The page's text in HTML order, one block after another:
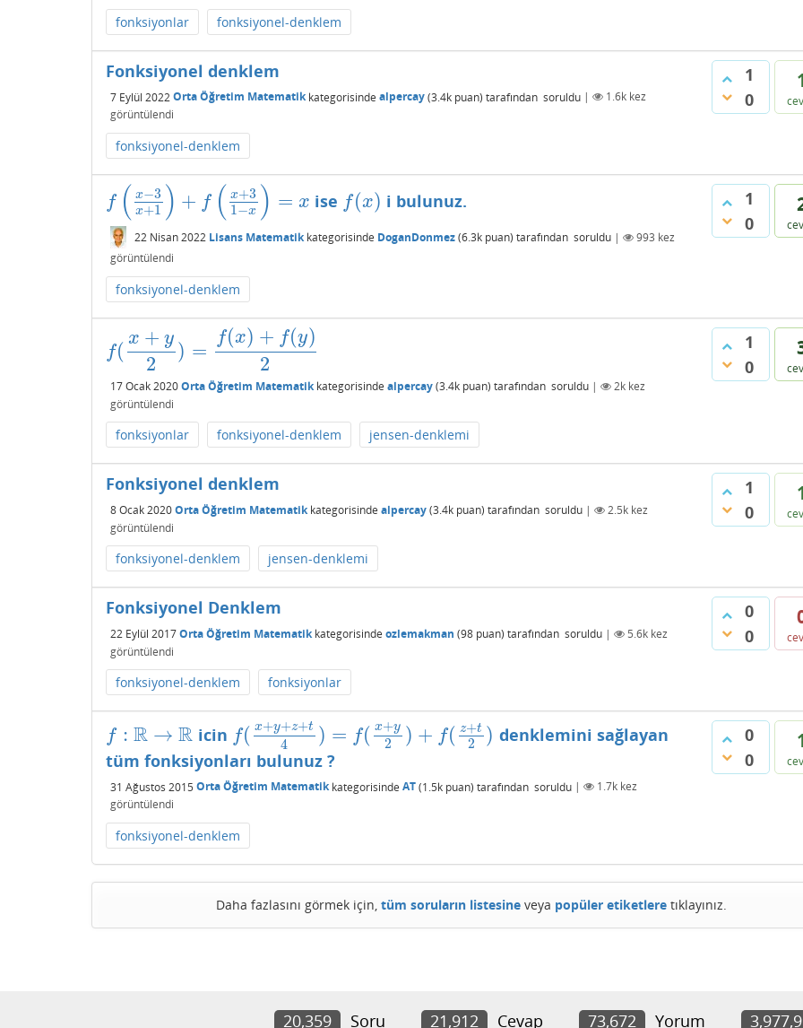
fonksiyonlar fonksiyonel-denklem
1
0
Fonksiyonel denklem
7 Eylül 2022 Orta Öğretim Matematikkategorisinde alpercay(3.4k puan) tarafından soruldu | 1.6k kez
görüntülendi
fonksiyonel-denklem
1
0
f ( x−3
x+1 ) + f ( x+3
1−x ) = x
f(x − 3x+1 )+ f(x +3 1 −x)=x ise f(x)
f(x) i bulunuz.
22 Nisan 2022 Lisans Matematikkategorisinde DoganDonmez(6.3k puan) tarafından soruldu | 993 kez
görüntülendi
fonksiyonel-denklem
1
0
f(
x + y
2
) =
f(x) + f(y)
2
f(x +y2)=f(x) +f(y )2
17 Ocak 2020Orta Öğretim Matematikkategorisinde alpercay(3.4k puan) tarafından soruldu | 2k kez
görüntülendi
fonksiyonlar fonksiyonel-denklem jensen-denklemi
1
0
Fonksiyonel denklem
8 Ocak 2020Orta Öğretim Matematikkategorisinde alpercay(3.4k puan) tarafından soruldu | 2.5k kez
görüntülendi
fonksiyonel-denklem jensen-denklemi
0
0
Fonksiyonel Denklem
22 Eylül 2017Orta Öğretim Matematikkategorisinde ozlemakman (98 puan) tarafından soruldu | 5.6k kez
görüntülendi
fonksiyonel-denklem fonksiyonlar
0
0
f : R → R
f:R→R icin f( x+y+z+t
4 ) = f( x+y
2 ) + f( z+t
2 )
f(x +y+z+t4)= f x+ 2)+f(z+ t2 )
denklemini sağlayan
tüm fonksiyonları bulunuz ?
31 Ağustos 2015 Orta Öğretim Matematikkategorisinde AT(1.5k puan) tarafından soruldu | 1.7k kez
görüntülendi
fonksiyonel-denklem
Daha fazlasını görmek için, tüm soruların listesineveya popüler etiketleretıklayınız.
20,359 Soru 21,912 Cevap 73,672 Yorum